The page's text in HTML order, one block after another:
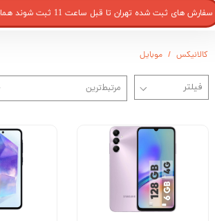
سفارش های ثبت شده تهران تا قبل ساعت 11 ثبت شوند همان روز تحویل میشوند
کالانیکس موبایل
مرتبط‌ترین